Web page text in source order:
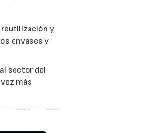
reutilización y
envases y
sector del
más